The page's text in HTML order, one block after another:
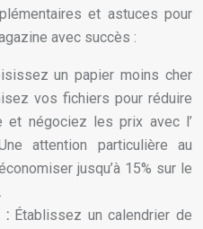
et astuces pour
avec succès :
un papier moins cher
vos fichiers pour réduire
et négociez les prix avec l’
attention particulière au
jusqu’à 15% sur le
: Établissez un calendrier de